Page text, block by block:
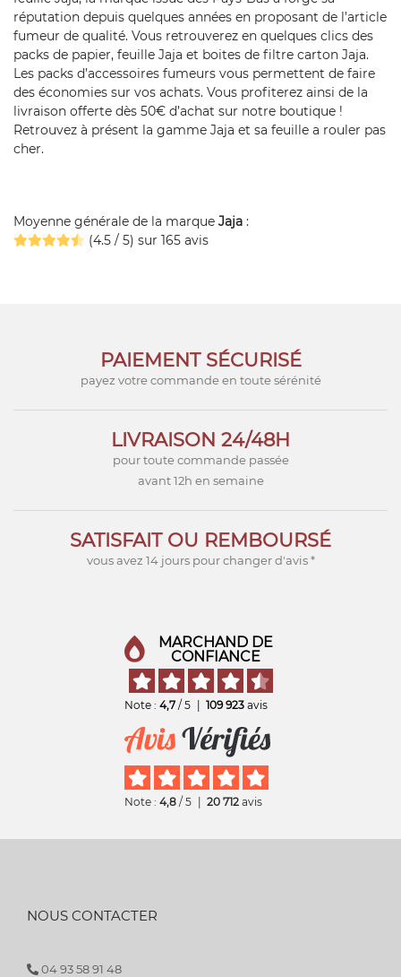
réputation depuis quelques années en proposant de l’article
fumeur de qualité. Vous retrouverez en quelques clics des
packs de papier, feuille Jaja et boites de filtre carton Jaja.
Les packs d’accessoires fumeurs vous permettent de faire
des économies sur vos achats. Vous profiterez ainsi de la
livraison offerte dès 50€ d’achat sur notre boutique !
Retrouvez à présent la gamme Jaja et sa feuille a rouler pas
cher.
Moyenne générale de la marque Jaja :
(4.5 / 5) sur 165 avis
PAIEMENT SÉCURISÉ
payez votre commande en toute sérénité
LIVRAISON 24/48H
pour toute commande passée
avant 12h en semaine
SATISFAIT OU REMBOURSÉ
vous avez 14 jours pour changer d'avis *
MARCHAND DE
CONFIANCE
Note : 4,7 / 5 109 923 avis
Note : 4,8 / 5 20 712 avis
NOUS CONTACTER
04 93 58 91 48